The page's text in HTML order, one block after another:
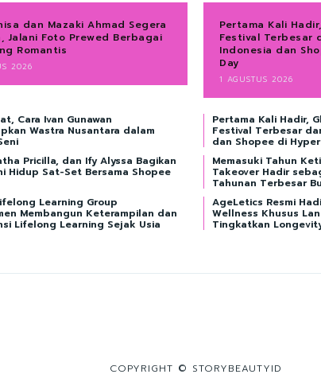
dan Mazaki Ahmad Segera
Jalani Foto Prewed Berbagai
Romantis
2026
Pertama Kali
Festival Terbesar
Indonesia dan
Day
1 AGUSTUS 2026
Cara Ivan Gunawan
Wastra Nusantara dalam
Pertama Kali Hadir,
Festival Terbesar
dan Shopee di
Pricilla, dan Ify Alyssa Bagikan
Hidup Sat-Set Bersama Shopee
Memasuki Tahun
Takeover Hadir
Tahunan Terbesar
Learning Group
Membangun Keterampilan dan
Lifelong Learning Sejak Usia
AgeLetics Resmi
Wellness Khusus
Tingkatkan
COPYRIGHT © STORYBEAUTYID